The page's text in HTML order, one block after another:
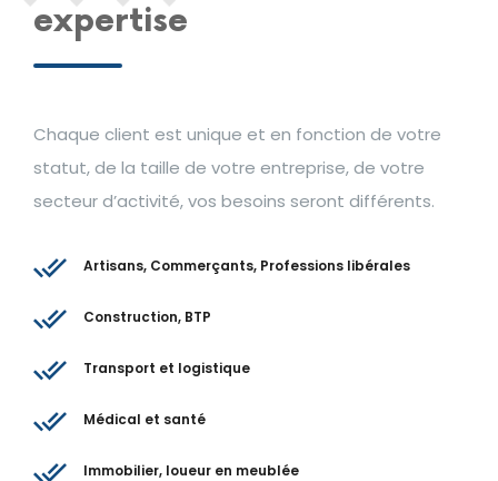
expertise
Chaque client est unique et en fonction de votre
statut, de la taille de votre entreprise, de votre
secteur d’activité, vos besoins seront différents.
Artisans, Commerçants, Professions libérales
Construction, BTP
Transport et logistique
Médical et santé
Immobilier, loueur en meublée